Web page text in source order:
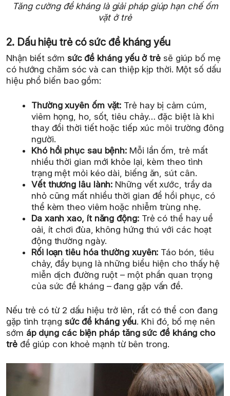
Tăng cường đề kháng là giải pháp giúp hạn chế ốm
vặt ở trẻ
2. Dấu hiệu trẻ có sức đề kháng yếu
Nhận biết sớm sức đề kháng yếu ở trẻsẽ giúp bố mẹ
có hướng chăm sóc và can thiệp kịp thời. Một số dấu
hiệu phổ biến bao gồm:
Thường xuyên ốm vặt: Trẻ hay bị cảm cúm,
viêm họng, ho, sốt, tiêu chảy… đặc biệt là khi
thay đổi thời tiết hoặc tiếp xúc môi trường đông
người.
Khó hồi phục sau bệnh: Mỗi lần ốm, trẻ mất
nhiều thời gian mới khỏe lại, kèm theo tình
trạng mệt mỏi kéo dài, biếng ăn, sút cân.
Vết thương lâu lành: Những vết xước, trầy da
nhỏ cũng mất nhiều thời gian để hồi phục, có
thể kèm theo viêm hoặc nhiễm trùng nhẹ.
Da xanh xao, ít năng động:Trẻ có thể hay uể
oải, ít chơi đùa, không hứng thú với các hoạt
động thường ngày.
Rối loạn tiêu hóa thường xuyên: Táo bón, tiêu
chảy, đầy bụng là những biểu hiện cho thấy hệ
miễn dịch đường ruột – một phần quan trọng
của sức đề kháng – đang gặp vấn đề.
Nếu trẻ có từ 2 dấu hiệu trở lên, rất có thể con đang
gặp tình trạng sức đề kháng yếu. Khi đó, bố mẹ nên
sớm áp dụng các biện pháp tăng sức đề kháng cho
trẻđể giúp con khoẻ mạnh từ bên trong.